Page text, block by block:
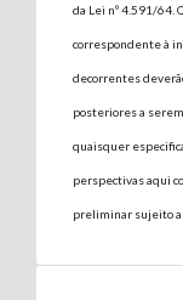
da Lei nº 4.591/64.
correspondente à
decorrentes
posteriores a
quaisquer
perspectivas aqui
preliminar sujeito a